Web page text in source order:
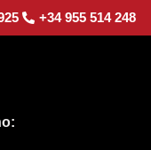
+34 955 514 248